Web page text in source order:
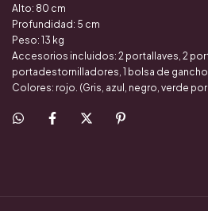
Alto: 80 cm
Profundidad: 5 cm
Peso: 13 kg
Accesorios incluidos: 2 portallaves, 2
portadestornilladores, 1 bolsa de
Colores: rojo. (Gris, azul, negro, verde